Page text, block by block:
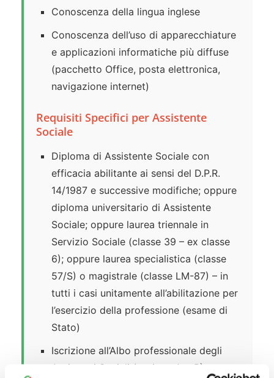
Conoscenza della lingua inglese
Conoscenza dell’uso di apparecchiature
e applicazioni informatiche più diffuse
(pacchetto Office, posta elettronica,
navigazione internet)
Requisiti Specifici per Assistente
Sociale
Diploma di Assistente Sociale con
efficacia abilitante ai sensi del D.P.R.
14/1987 e successive modifiche; oppure
diploma universitario di Assistente
Sociale; oppure laurea triennale in
Servizio Sociale (classe 39 – ex classe
6); oppure laurea specialistica (classe
57/S) o magistrale (classe LM-87) – in
tutti i casi unitamente all’abilitazione per
l’esercizio della professione (esame di
Stato)
Iscrizione all’Albo professionale degli
Assistenti Sociali (sezione A o B),